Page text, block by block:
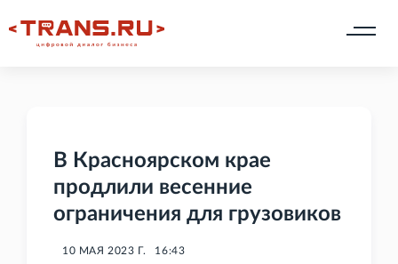
В Красноярском крае
продлили весенние
ограничения для грузовиков
10 МАЯ 2023 Г. 16:43